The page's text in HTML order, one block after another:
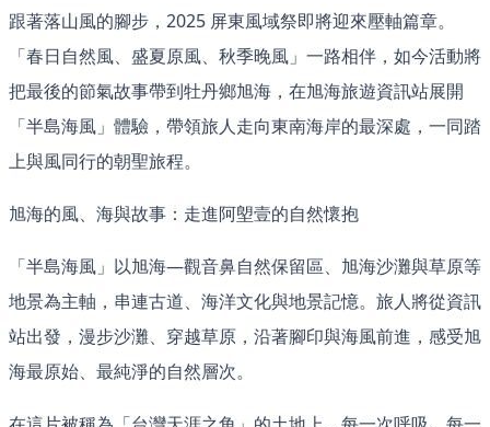
跟著落山風的腳步，2025 屏東風域祭即將迎來壓軸篇章。
「春日自然風、盛夏原風、秋季晚風」一路相伴，如今活動將
把最後的節氣故事帶到牡丹鄉旭海，在旭海旅遊資訊站展開
「半島海風」體驗，帶領旅人走向東南海岸的最深處，一同踏
上與風同行的朝聖旅程。
旭海的風、海與故事：走進阿塱壹的自然懷抱
「半島海風」以旭海—觀音鼻自然保留區、旭海沙灘與草原等
地景為主軸，串連古道、海洋文化與地景記憶。旅人將從資訊
站出發，漫步沙灘、穿越草原，沿著腳印與海風前進，感受旭
海最原始、最純淨的自然層次。